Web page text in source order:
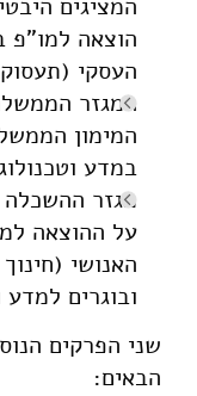
המציגים
הוצאה למו"פ
העסקי
המגזר
המימון
במדע
מגזר
על ההוצאה
האנושי
ובוגרים
שני הפרקים
הבאים: